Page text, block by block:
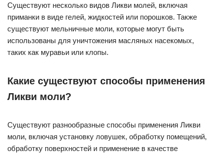
Существуют несколько видов Ликви молей, включая
приманки в виде гелей, жидкостей или порошков. Также
существуют мельничные моли, которые могут быть
использованы для уничтожения масляных насекомых,
таких как муравьи или клопы.
Какие существуют способы применения
Ликви моли?
Существуют разнообразные способы применения Ликви
моли, включая установку ловушек, обработку помещений,
обработку поверхностей и применение в качестве